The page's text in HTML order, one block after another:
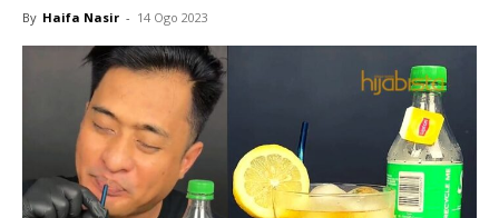
By Haifa Nasir - 14 Ogo 2023